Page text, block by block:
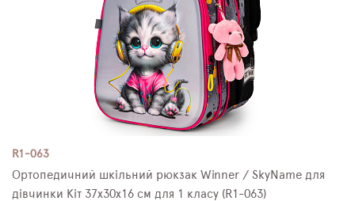
R1-063
Ортопедичний шкільний рюкзак Winner / SkyName для
дівчинки Кіт 37х30х16 см для 1 класу (R1-063)